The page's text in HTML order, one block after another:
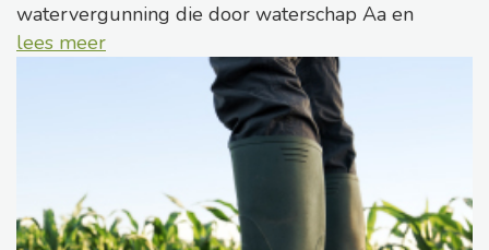
watervergunning die door waterschap Aa en
lees meer